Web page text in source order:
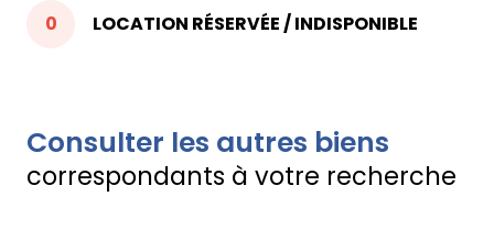
0
LOCATION RÉSERVÉE / INDISPONIBLE
Consulter les autres biens
correspondants à votre recherche